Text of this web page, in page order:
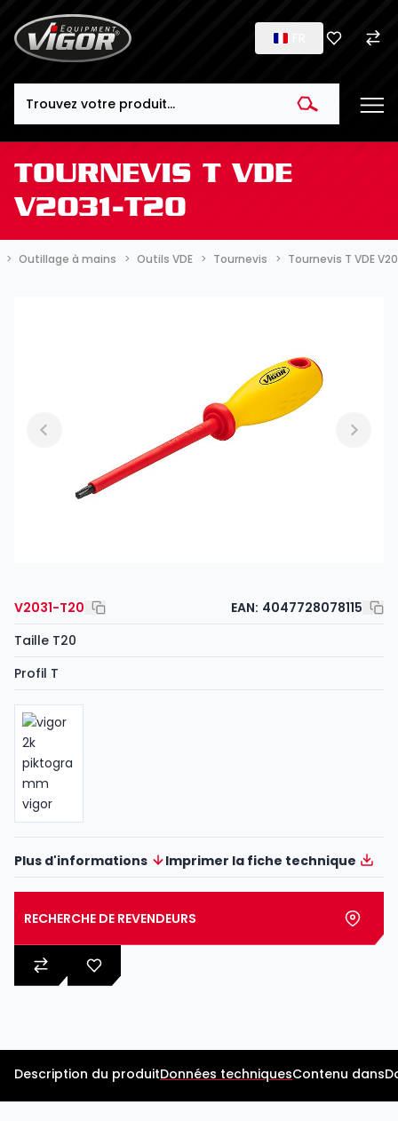
TOURNEVIS T VDE
V2031-T20
Outillage à mains Outils VDE Tournevis Tournevis T VDE
V2031-T20 EAN: 4047728078115
Taille T20
Profil T
Plus d'informations Imprimer la fiche technique
RECHERCHE DE REVENDEURS
Description du produitDonnées techniquesContenu dans